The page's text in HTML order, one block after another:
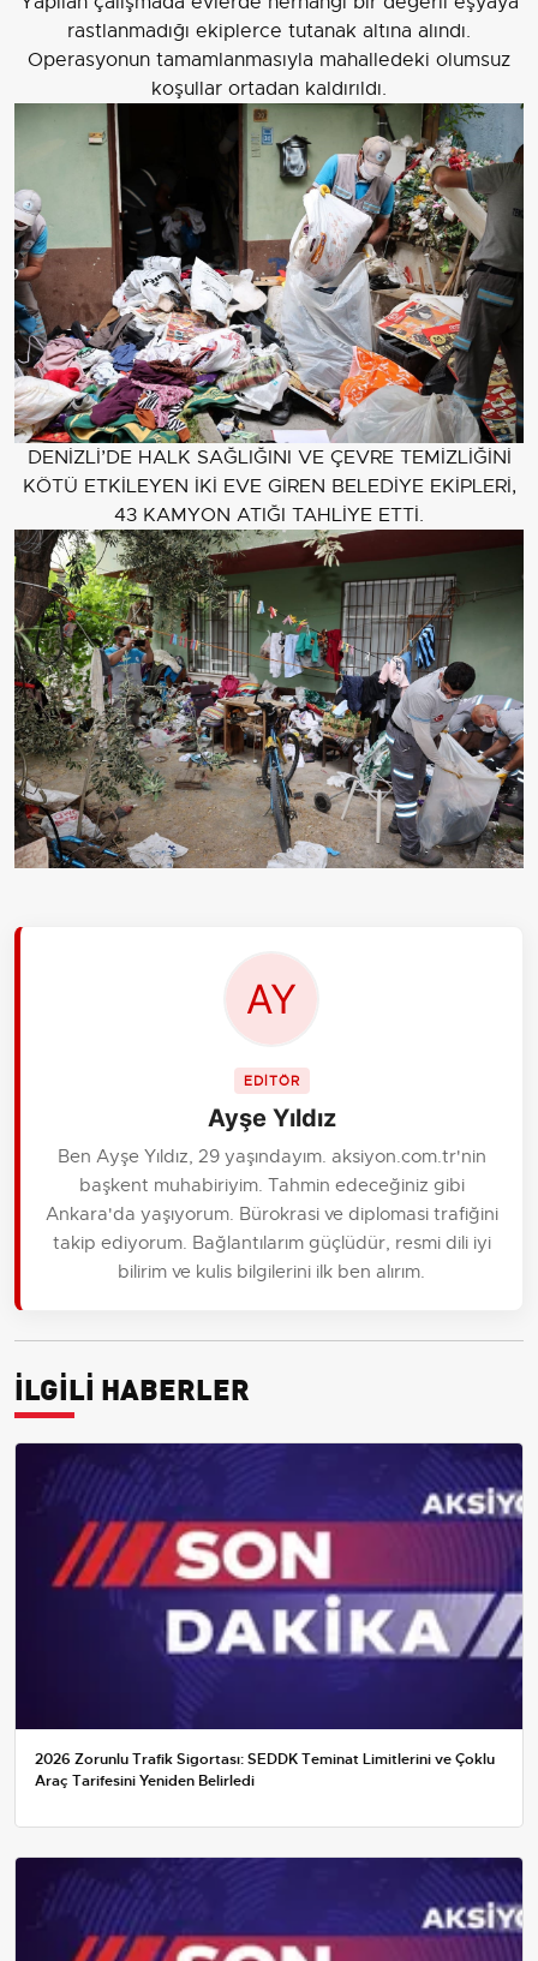
rastlanmadığı ekiplerce tutanak altına alındı.
Operasyonun tamamlanmasıyla mahalledeki olumsuz
koşullar ortadan kaldırıldı.
DENİZLİ’DE HALK SAĞLIĞINI VE ÇEVRE TEMİZLİĞİNİ
KÖTÜ ETKİLEYEN İKİ EVE GİREN BELEDİYE EKİPLERİ,
43 KAMYON ATIĞI TAHLİYE ETTİ.
EDİTÖR
Ayşe Yıldız
Ben Ayşe Yıldız, 29 yaşındayım. aksiyon.com.tr'nin
başkent muhabiriyim. Tahmin edeceğiniz gibi
Ankara'da yaşıyorum. Bürokrasi ve diplomasi trafiğini
takip ediyorum. Bağlantılarım güçlüdür, resmi dili iyi
bilirim ve kulis bilgilerini ilk ben alırım.
İLGİLİ HABERLER
2026 Zorunlu Trafik Sigortası: SEDDK Teminat Limitlerini ve Çoklu
Araç Tarifesini Yeniden Belirledi